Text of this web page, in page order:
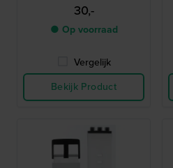
30,-
● Op voorraad
Vergelijk
Bekijk Product